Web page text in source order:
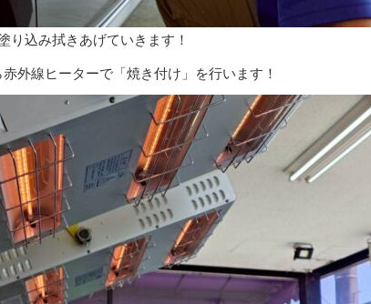
り込み拭きあげていきます！
外線ヒーターで「焼き付け」を行います！